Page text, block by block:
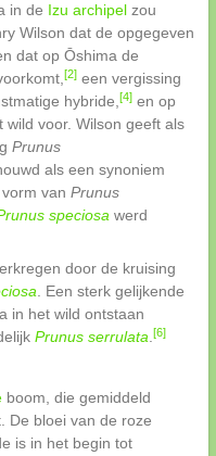
in de Izu archipelzou
Wilson dat de opgegeven
dat op Ōshima de
[2]een vergissing
hybride,[4]en op
voor. Wilson geeft als
Prunus
als een synoniem
van Prunus
speciosawerd
door de kruising
. Een sterk gelijkende
in het wild ontstaan
Prunus serrulata.[6]
boom, die gemiddeld
De bloei van de roze
is in het begin tot